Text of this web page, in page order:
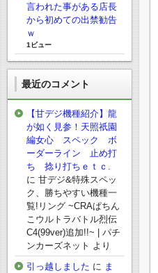
言われた事がある店長
から初めての出禁勧告
ｗ
1ビュー
最近のコメント
【甘デジ機種紹介】龍
が如く見参！天照祇園
編女心 スペック ボ
ーダーライン 止め打
ち 捻り打ちｅｔｃ.
に 甘デジ&特殊スペッ
ク、勝ちやすい機種一
覧!リング ~CRAぱちん
こウルトラバトル烈伝
C4(99ver)追加!!~ | パチ
ンカーズネット より
引っ越しました に ま